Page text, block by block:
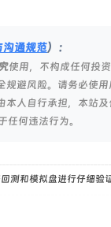
沟通规范）：
使用，不构成任何投
避风险。请务必使用
人自行承担，本站及
任何违法行为。
测和模拟盘进行仔细验